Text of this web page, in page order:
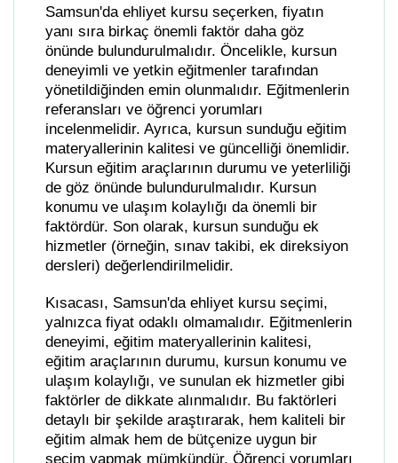
Samsun'da ehliyet kursu seçerken, fiyatın
yanı sıra birkaç önemli faktör daha göz
önünde bulundurulmalıdır. Öncelikle, kursun
deneyimli ve yetkin eğitmenler tarafından
yönetildiğinden emin olunmalıdır. Eğitmenlerin
referansları ve öğrenci yorumları
incelenmelidir. Ayrıca, kursun sunduğu eğitim
materyallerinin kalitesi ve güncelliği önemlidir.
Kursun eğitim araçlarının durumu ve yeterliliği
de göz önünde bulundurulmalıdır. Kursun
konumu ve ulaşım kolaylığı da önemli bir
faktördür. Son olarak, kursun sunduğu ek
hizmetler (örneğin, sınav takibi, ek direksiyon
dersleri) değerlendirilmelidir.
Kısacası, Samsun'da ehliyet kursu seçimi,
yalnızca fiyat odaklı olmamalıdır. Eğitmenlerin
deneyimi, eğitim materyallerinin kalitesi,
eğitim araçlarının durumu, kursun konumu ve
ulaşım kolaylığı, ve sunulan ek hizmetler gibi
faktörler de dikkate alınmalıdır. Bu faktörleri
detaylı bir şekilde araştırarak, hem kaliteli bir
eğitim almak hem de bütçenize uygun bir
seçim yapmak mümkündür. Öğrenci yorumları